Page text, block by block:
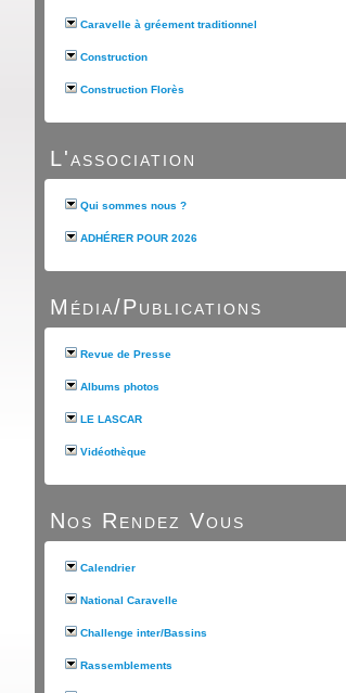
Caravelle à gréement traditionnel
Construction
Construction Florès
L'association
Qui sommes nous ?
ADHÉRER POUR 2026
Média/Publications
Revue de Presse
Albums photos
LE LASCAR
Vidéothèque
Nos Rendez Vous
Calendrier
National Caravelle
Challenge inter/Bassins
Rassemblements